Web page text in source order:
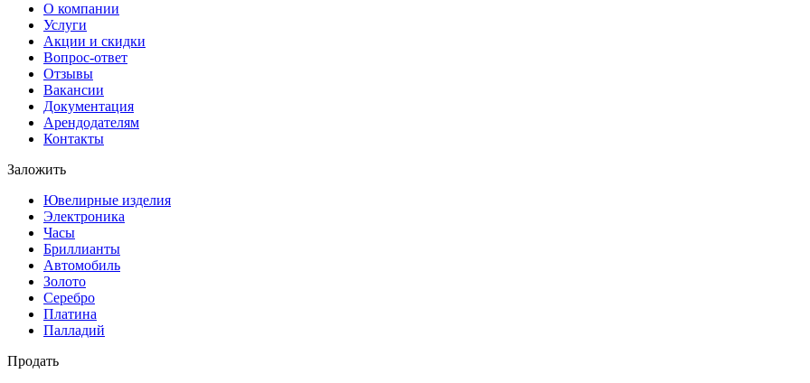
О компании
Услуги
Акции и скидки
Вопрос-ответ
Отзывы
Вакансии
Документация
Арендодателям
Контакты
Заложить
Ювелирные изделия
Электроника
Часы
Бриллиaнты
Автомобиль
Золото
Серебро
Платина
Палладий
Продать